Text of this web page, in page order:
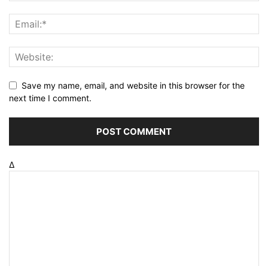
Save my name, email, and website in this browser for the
next time I comment.
Δ